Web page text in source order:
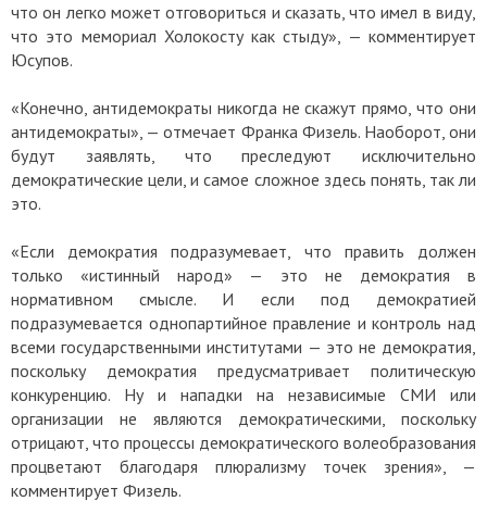
что он легко может отговориться и сказать, что имел в виду,
что это мемориал Холокосту как стыду», — комментирует
Юсупов.
«Конечно, антидемократы никогда не скажут прямо, что они
антидемократы», — отмечает Франка Физель. Наоборот, они
будут заявлять, что преследуют исключительно
демократические цели, и самое сложное здесь понять, так ли
это.
«Если демократия подразумевает, что править должен
только «истинный народ» — это не демократия в
нормативном смысле. И если под демократией
подразумевается однопартийное правление и контроль над
всеми государственными институтами — это не демократия,
поскольку демократия предусматривает политическую
конкуренцию. Ну и нападки на независимые СМИ или
организации не являются демократическими, поскольку
отрицают, что процессы демократического волеобразования
процветают благодаря плюрализму точек зрения», —
комментирует Физель.